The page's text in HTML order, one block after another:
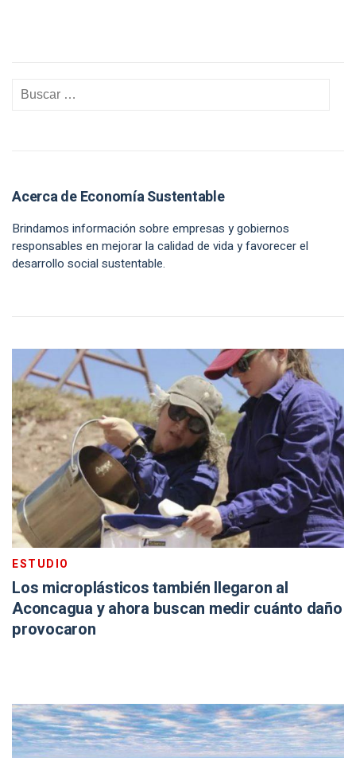
Acerca de Economía Sustentable
Brindamos información sobre empresas y gobiernos
responsables en mejorar la calidad de vida y favorecer el
desarrollo social sustentable.
ESTUDIO
Los microplásticos también llegaron al
Aconcagua y ahora buscan medir cuánto daño
provocaron